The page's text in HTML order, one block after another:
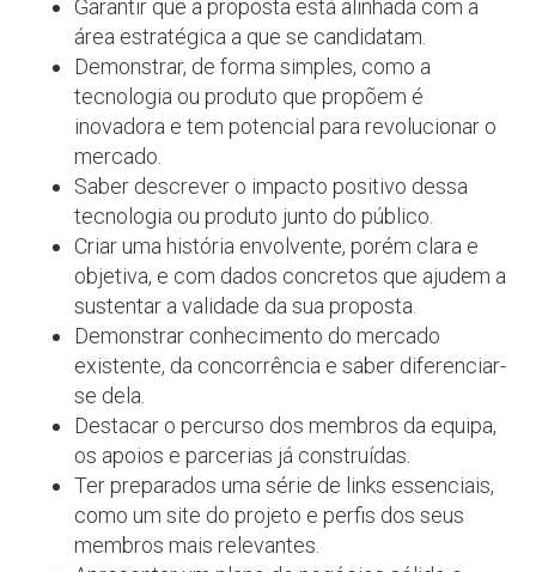
Garantir que a proposta está alinhada com a
área estratégica a que se candidatam.
Demonstrar, de forma simples, como a
tecnologia ou produto que propõem é
inovadora e tem potencial para revolucionar o
mercado.
Saber descrever o impacto positivo dessa
tecnologia ou produto junto do público.
Criar uma história envolvente, porém clara e
objetiva, e com dados concretos que ajudem a
sustentar a validade da sua proposta.
Demonstrar conhecimento do mercado
existente, da concorrência e saber diferenciar-
se dela.
Destacar o percurso dos membros da equipa,
os apoios e parcerias já construídas.
Ter preparados uma série de links essenciais,
como um site do projeto e perfis dos seus
membros mais relevantes.